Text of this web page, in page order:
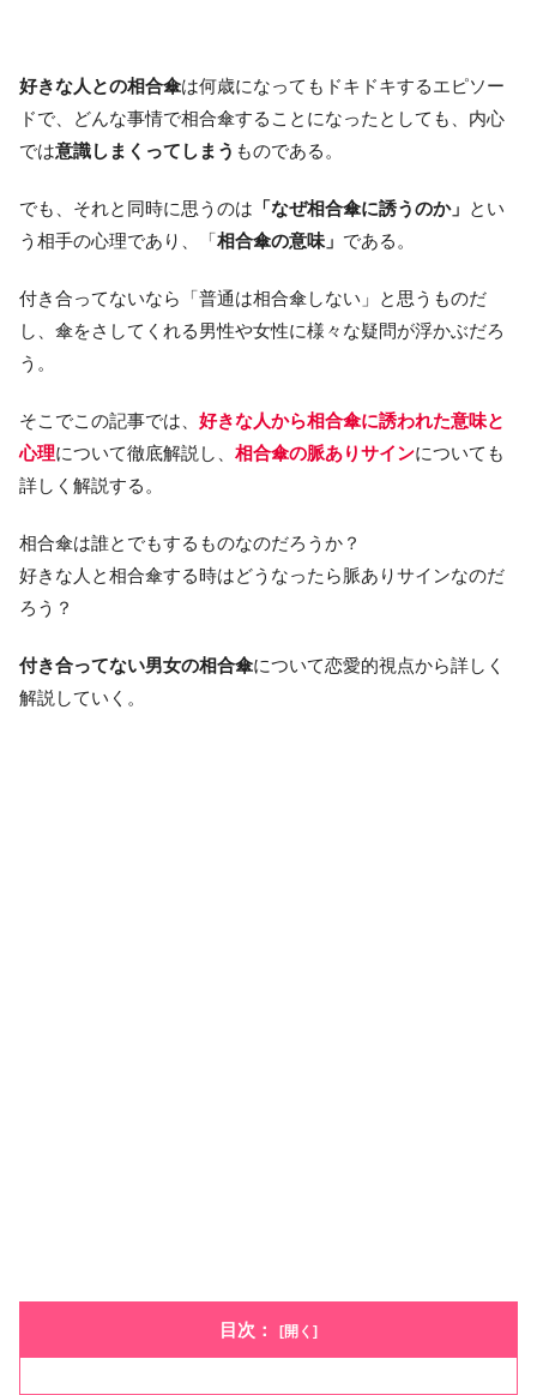
好きな人との相合傘は何歳になってもドキドキするエピソー
ドで、どんな事情で相合傘することになったとしても、内心
では意識しまくってしまう ものである。
でも、それと同時に思うのは 「なぜ相合傘に誘うのか」 とい
う相手の心理であり、「相合傘の意味」 である。
付き合ってないなら「普通は相合傘しない」と思うものだ
し、傘をさしてくれる男性や女性に様々な疑問が浮かぶだろ
う。
そこでこの記事では、 好きな人から相合傘に誘われた意味と
心理について徹底解説し、 相合傘の脈ありサインについても
詳しく解説する。
相合傘は誰とでもするものなのだろうか？
好きな人と相合傘する時はどうなったら脈ありサインなのだ
ろう？
付き合ってない男女の相合傘について恋愛的視点から詳しく
解説していく。
目次：